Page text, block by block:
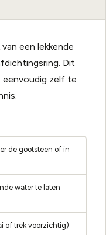
een lekkende
Dit
eenvoudig zelf te
de gootsteen of in
water te laten
of trek voorzichtig)